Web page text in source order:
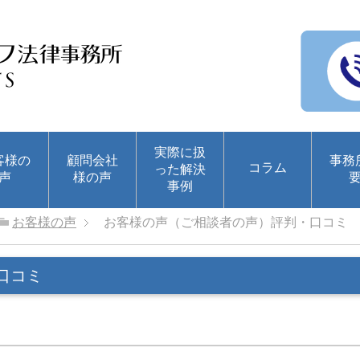
様の
顧問会社
様の声
実際に扱
った解決
事例
コラム
事務
お客様の声 お客様の声（ご相談者の声）評判・口コミ
コミ